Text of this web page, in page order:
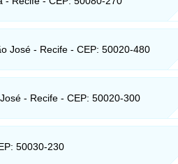
José - Recife - CEP: 50020-480
- Recife - CEP: 50020-300
50030-230